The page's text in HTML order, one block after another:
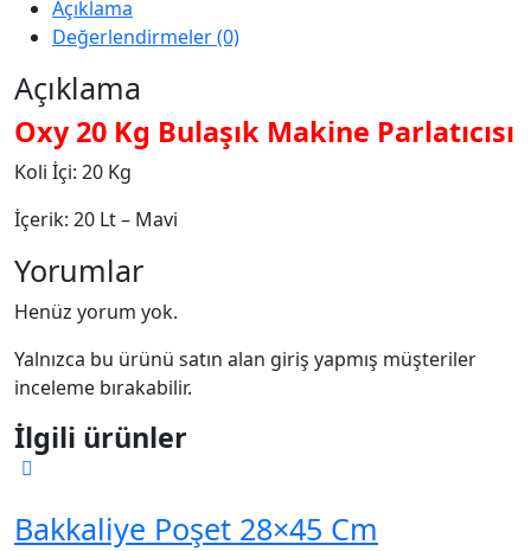
Açıklama
Değerlendirmeler (0)
Açıklama
Oxy 20 Kg Bulaşık Makine Parlatıcısı
Koli İçi: 20 Kg
İçerik: 20 Lt – Mavi
Yorumlar
Henüz yorum yok.
Yalnızca bu ürünü satın alan giriş yapmış müşteriler
inceleme bırakabilir.
İlgili ürünler
Bakkaliye Poşet 28×45 Cm